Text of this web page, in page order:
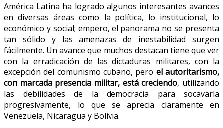
América Latina ha logrado algunos interesantes avances
en diversas áreas como la política, lo institucional, lo
económico y social; empero, el panorama no se presenta
tan sólido y las amenazas de inestabilidad surgen
fácilmente. Un avance que muchos destacan tiene que ver
con la erradicación de las dictaduras militares, con la
excepción del comunismo cubano, pero el autoritarismo,
con marcada presencia militar, está creciendo, utilizando
las debilidades de la democracia para socavarla
progresivamente, lo que se aprecia claramente en
Venezuela, Nicaragua y Bolivia.